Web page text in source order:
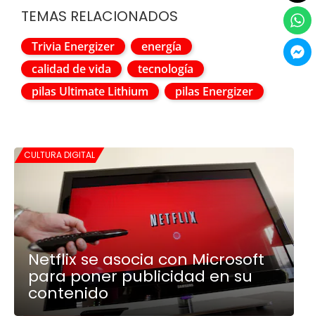
TEMAS RELACIONADOS
Trivia Energizer
energía
calidad de vida
tecnología
pilas Ultimate Lithium
pilas Energizer
CULTURA DIGITAL
Netflix se asocia con Microsoft
para poner publicidad en su
contenido